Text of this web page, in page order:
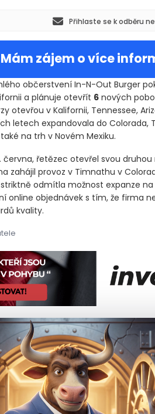
Přihlaste se k odběru
Mám zájem o více
občerstvení In-N-Out Burger
a plánuje otevřít 6nových
otevřou v Kalifornii, Tennessee,
letech expandovala do Colorada,
na trh v Novém Mexiku.
června, řetězec otevřel svou
zahájil provoz v Timnathu v
odmítla možnost expanze na
online objednávek s tím, že firma
kvality.
občerstvení In-N-Out Burger
občerstvení In-N-Out Burger